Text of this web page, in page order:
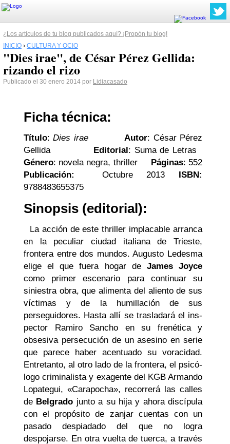
¿Los artículos de tu blog publicados aquí? ¡Propón tu blog!
INICIO › CULTURA Y OCIO
"Dies irae", de César Pérez Gellida:
rizando el rizo
Publicado el 30 enero 2014 por Lidiacasado
Ficha técnica:
Título:Dies irae Autor: César Pérez
Gellida Editorial: Suma de Letras
Género: novela negra, thriller Páginas: 552
Publicación:
Octubre2013
ISBN:
9788483655375
Sinopsis (editorial ):
La acción de este thriller implacable arranca
en la peculiar ciudad italiana de Trieste,
frontera entre dos mundos. Au­gusto Ledesma
elige el que fuera hogar de James Joyce
como primer escenario para continuar su
siniestra obra, que alimenta del aliento de sus
víctimas y de la humilla­ción de sus
perseguidores. Hasta allí se trasladará el ins­
pector Ramiro Sancho en su frenética y
obsesiva persecu­ción de un asesino en serie
que parece haber acentuado su voracidad.
Entretanto, al otro lado de la frontera, el psicó­
logo criminalista y exagente del KGB Armando
Lopategui, «Carapocha», recorrerá las calles
de Belgrado junto a su hija y ahora discípula
con el propósito de zanjar cuentas con un
pasado despiadado del que no logra
despojarse. En otra vuelta de tuerca, a través